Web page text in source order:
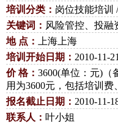
培训分类： 岗位技能培训
关键词： 风险管控、投融
地 点：
上海上海
培训开始日期： 2010-11-21
价 格： 3600(单位：元)（
用为3600元，包括培训费
报名截止日期： 2010-11-
联系人： 叶小姐